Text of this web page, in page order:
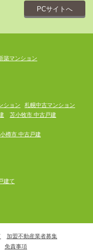
PCサイトへ
築マンション
ション
札幌中古マンション
苫小牧市 中古戸建
小樽市 中古戸建
建て
加盟不動産業者募集
免責事項